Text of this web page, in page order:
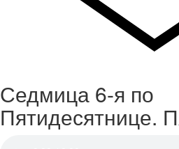
Седмица 6-я по
Пятидесятнице.